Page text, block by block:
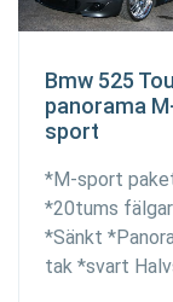
Bmw 525
panorama
sport
*M-sport
*20tums fälgar
*Sänkt
tak *svart